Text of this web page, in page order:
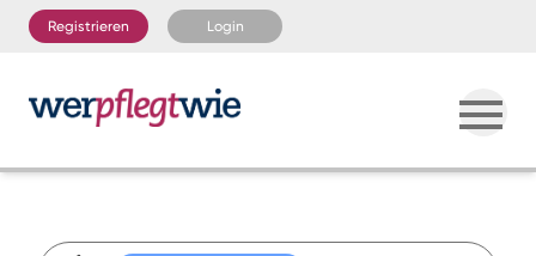
Registrieren Login